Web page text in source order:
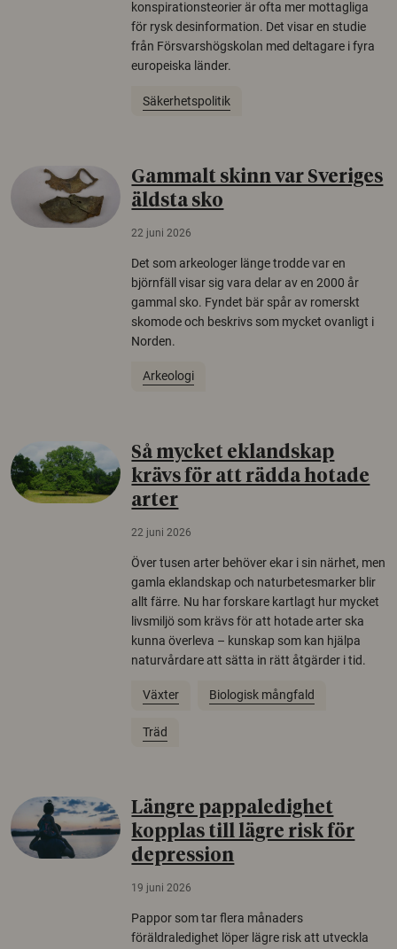
konspirationsteorier är ofta mer mottagliga
för rysk desinformation. Det visar en studie
från Försvarshögskolan med deltagare i fyra
europeiska länder.
Säkerhetspolitik
Gammalt skinn var Sveriges
äldsta sko
22 juni 2026
Det som arkeologer länge trodde var en
björnfäll visar sig vara delar av en 2000 år
gammal sko. Fyndet bär spår av romerskt
skomode och beskrivs som mycket ovanligt i
Norden.
Arkeologi
Så mycket eklandskap
krävs för att rädda hotade
arter
22 juni 2026
Över tusen arter behöver ekar i sin närhet, men
gamla eklandskap och naturbetesmarker blir
allt färre. Nu har forskare kartlagt hur mycket
livsmiljö som krävs för att hotade arter ska
kunna överleva – kunskap som kan hjälpa
naturvårdare att sätta in rätt åtgärder i tid.
Växter Biologisk mångfald
Träd
Längre pappaledighet
kopplas till lägre risk för
depression
19 juni 2026
Pappor som tar flera månaders
föräldraledighet löper lägre risk att utveckla